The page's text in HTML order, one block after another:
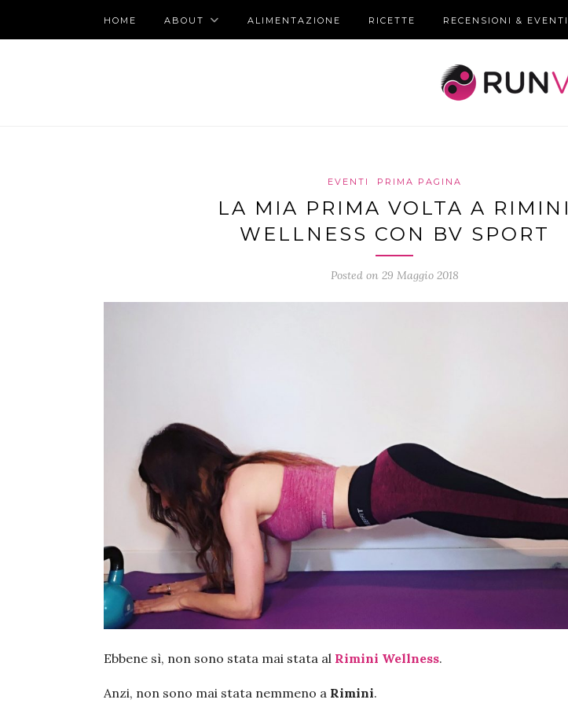
HOME ABOUT ALIMENTAZIONE RICETTE RECENSIONI & EVENTI
EVENTI PRIMA PAGINA
LA MIA PRIMA VOLTA A RIMINI
WELLNESS CON BV SPORT
Posted on 29 Maggio 2018
Ebbene sì, non sono stata mai stata al Rimini Wellness.
Anzi, non sono mai stata nemmeno a Rimini.